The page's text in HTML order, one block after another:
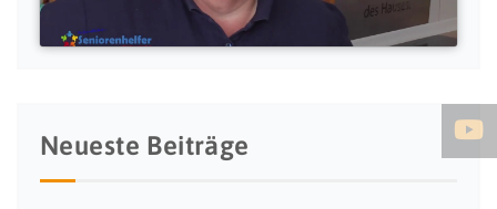
Neueste Beiträge